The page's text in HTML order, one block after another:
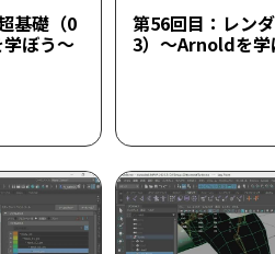
基礎（0
ぼう～
第56回目：レン
3）～Arnoldを学